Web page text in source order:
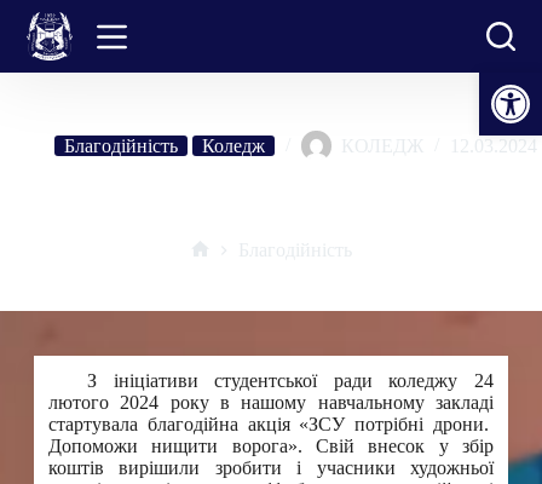
Відкрити Панель інструментів
Перейти
вмісту
Благодійність Коледж КОЛЕДЖ 12.03.2024
Благодійність
З ініціативи студентської ради коледжу 24
лютого 2024 року в нашому навчальному закладі
стартувала благодійна акція «ЗСУ потрібні дрони.
Допоможи нищити ворога». Свій внесок у збір
коштів вирішили зробити і учасники художньої